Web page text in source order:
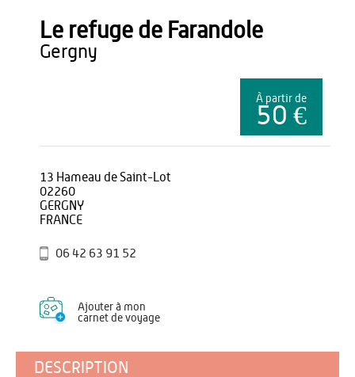
Office de Tourisme du Pays de Thiérache
Le refuge de Farandole
gergny
À partir de
50 €
13 Hameau de Saint-Lot
02260
GERGNY
FRANCE
06 42 63 91 52
Ajouter à mon
carnet de voyage
DESCRIPTION